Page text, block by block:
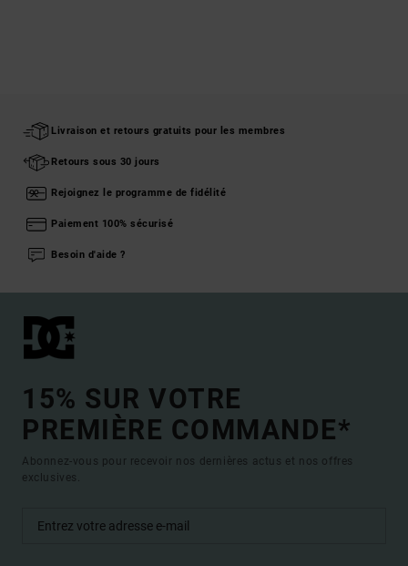
Livraison et retours gratuits pour les membres
Retours sous 30 jours
Rejoignez le programme de fidélité
Paiement 100% sécurisé
Besoin d'aide ?
15% SUR VOTRE
PREMIÈRE COMMANDE*
Abonnez-vous pour recevoir nos dernières actus et nos offres
exclusives.